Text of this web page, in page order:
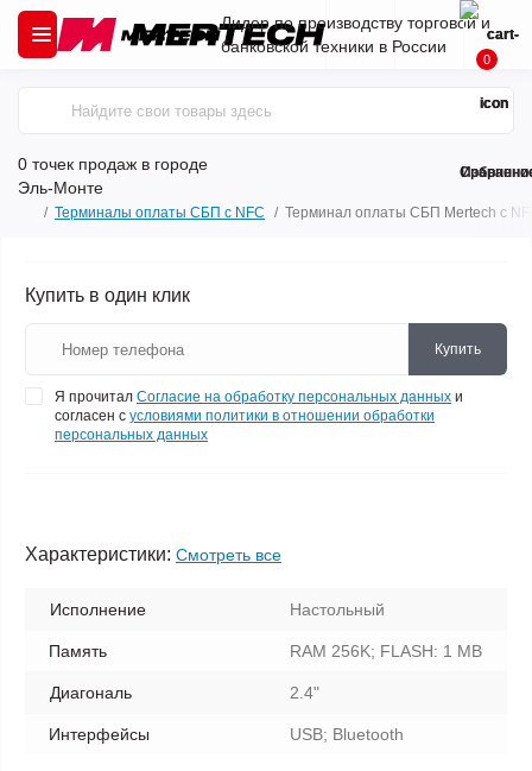
Лидер по производству торговой и
банковской техники в России
0 точек продаж в городе
Эль-Монте
0
Терминалы оплаты СБП с NFC Терминал оплаты СБП Mertech с
Купить в один клик
Купить
Я прочитал Согласие на обработку персональных данных и
согласен с условиями политики в отношении обработки
персональных данных
Характеристики: Смотреть все
Исполнение Настольный
Память RAM 256K; FLASH: 1 MB
Диагональ 2.4"
Интерфейсы USB; Bluetooth